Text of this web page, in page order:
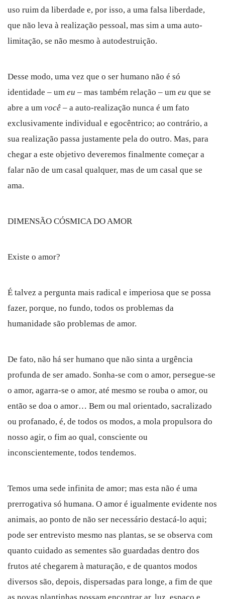
uso ruim da liberdade e, por isso, a uma falsa liberdade,
que não leva à realização pessoal, mas sim a uma auto-
limitação, se não mesmo à autodestruição.
Desse modo, uma vez que o ser humano não é só
identidade – um eu – mas também relação – um eu que se
abre a um você – a auto-realização nunca é um fato
exclusivamente individual e egocêntrico; ao contrário, a
sua realização passa justamente pela do outro. Mas, para
chegar a este objetivo deveremos finalmente começar a
falar não de um casal qualquer, mas de um casal que se
ama.
DIMENSÃO CÓSMICA DO AMOR
Existe o amor?
É talvez a pergunta mais radical e imperiosa que se possa
fazer, porque, no fundo, todos os problemas da
humanidade são problemas de amor.
De fato, não há ser humano que não sinta a urgência
profunda de ser amado. Sonha-se com o amor, persegue-se
o amor, agarra-se o amor, até mesmo se rouba o amor, ou
então se doa o amor… Bem ou mal orientado, sacralizado
ou profanado, é, de todos os modos, a mola propulsora do
nosso agir, o fim ao qual, consciente ou
inconscientemente, todos tendemos.
Temos uma sede infinita de amor; mas esta não é uma
prerrogativa só humana. O amor é igualmente evidente nos
animais, ao ponto de não ser necessário destacá-lo aqui;
pode ser entrevisto mesmo nas plantas, se se observa com
quanto cuidado as sementes são guardadas dentro dos
frutos até chegarem à maturação, e de quantos modos
diversos são, depois, dispersadas para longe, a fim de que